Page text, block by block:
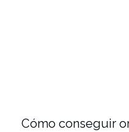
Cómo conseguir